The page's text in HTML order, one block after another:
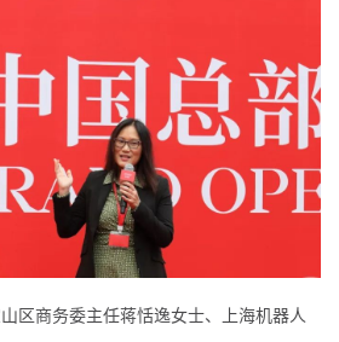
区商务委主任蒋恬逸女士、上海机器人